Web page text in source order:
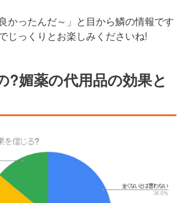
かったんだ～」と目から鱗の情報です
じっくりとお楽しみくださいね!
?媚薬の代用品の効果と